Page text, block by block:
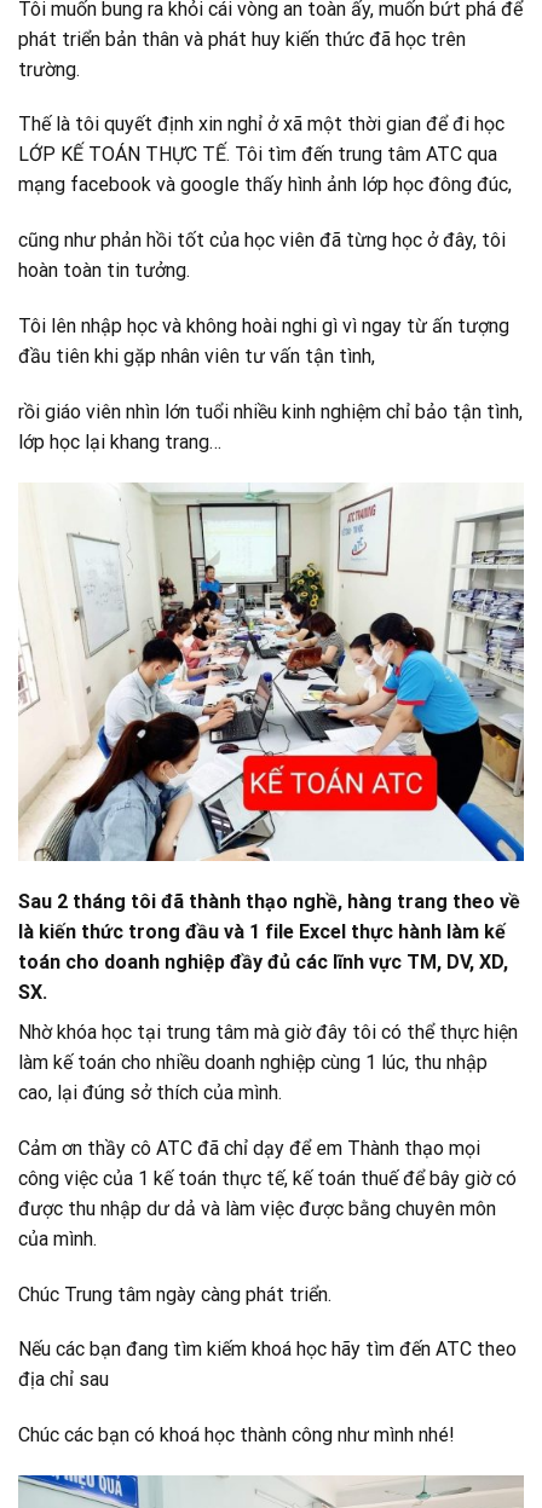
Tôi muốn bung ra khỏi cái vòng an toàn ấy, muốn bứt phá để
phát triển bản thân và phát huy kiến thức đã học trên
trường.
Thế là tôi quyết định xin nghỉ ở xã một thời gian để đi học
LỚP KẾ TOÁN THỰC TẾ. Tôi tìm đến trung tâm ATC qua
mạng facebook và google thấy hình ảnh lớp học đông đúc,
cũng như phản hồi tốt của học viên đã từng học ở đây, tôi
hoàn toàn tin tưởng.
Tôi lên nhập học và không hoài nghi gì vì ngay từ ấn tượng
đầu tiên khi gặp nhân viên tư vấn tận tình,
rồi giáo viên nhìn lớn tuổi nhiều kinh nghiệm chỉ bảo tận tình,
lớp học lại khang trang…
Sau 2 tháng tôi đã thành thạo nghề, hàng trang theo về
là kiến thức trong đầu và 1 file Excel thực hành làm kế
toán cho doanh nghiệp đầy đủ các lĩnh vực TM, DV, XD,
SX.
Nhờ khóa học tại trung tâm mà giờ đây tôi có thể thực hiện
làm kế toán cho nhiều doanh nghiệp cùng 1 lúc, thu nhập
cao, lại đúng sở thích của mình.
Cảm ơn thầy cô ATC đã chỉ dạy để em Thành thạo mọi
công việc của 1 kế toán thực tế, kế toán thuế để bây giờ có
được thu nhập dư dả và làm việc được bằng chuyên môn
của mình.
Chúc Trung tâm ngày càng phát triển.
Nếu các bạn đang tìm kiếm khoá học hãy tìm đến ATC theo
địa chỉ sau
Chúc các bạn có khoá học thành công như mình nhé!